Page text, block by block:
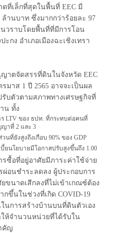
ที่เล็กที่สุดในพื้นที่ EEC มี
ล้านบาท ซึ่งมากกว่าร้อยละ 97
วราบโดยพื้นที่ที่มีการโอน
กง อำเภอเมืองฉะเชิงเทรา
าตจัดสรรที่ดินในจังหวัด EEC
มาส 1 ปี 2565 อาจจะเป็นผล
บตัวตามสภาพทางเศรษฐกิจที่
น ทั้ง
LTV ของ ธปท. ที่กระทบต่อคนที่
าที่ 2 และ 3
นที่ยังสูงถึงเกือบ 90% ของ GDP
ยนโยบายมีโอกาสปรับสูงขึ้นถึง 1.00
ซื้อที่อยู่อาศัยมีภาระค่าใช้จ่าย
อนชำระลดลง ผู้ประกอบการ
ขนาดเสีกลงที่ไม่เข้าเกณซ์ต้อง
ขึ้นในช่วงที่เกิด COVID-19
นการสร้างบ้านบนที่ดินตัวเอง
ห้จำนวนหน่วยที่ได้รับใน
คัญ